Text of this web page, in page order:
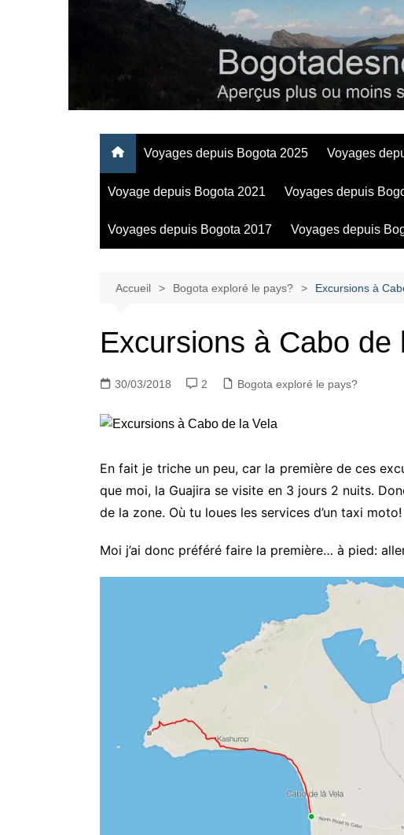
Regards personnels sur la vie d’expatrié à Bogota
Voyages depuis Bogota 2025 Voyages
Voyage depuis Bogota 2021 Voyages depuis
Voyages depuis Bogota 2017 Voyages depuis
Accueil Bogota exploré le pays? Excursions à
Excursions à Cabo de
30/03/2018 2 Bogota exploré le pays?
En fait je triche un peu, car la première de ces
que moi, la Guajira se visite en 3 jours 2 nuits.
de la zone. Où tu loues les services d’un taxi moto!
Moi j’ai donc préféré faire la première… à pied: